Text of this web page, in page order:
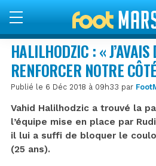
HALILHODZIC : « J’AVAIS
RENFORCER NOTRE
Publié le 6 Déc 2018 à 09h33 par
Vahid Halilhodzic a trouvé la
l’équipe mise en place par
il lui a suffi de bloquer le
(25 ans).